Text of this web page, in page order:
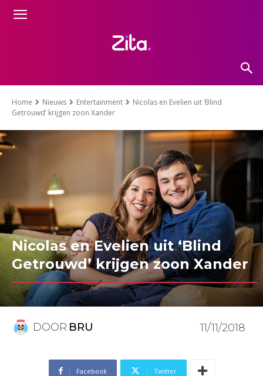
Home Nieuws Entertainment
Nicolas en Evelien uit ‘Blind
Getrouwd’ krijgen zoon Xander
Nicolas en Evelien uit ‘Blind
Getrouwd’ krijgen zoon Xander
DOOR BRU 11/11/2018
Facebook Twitter